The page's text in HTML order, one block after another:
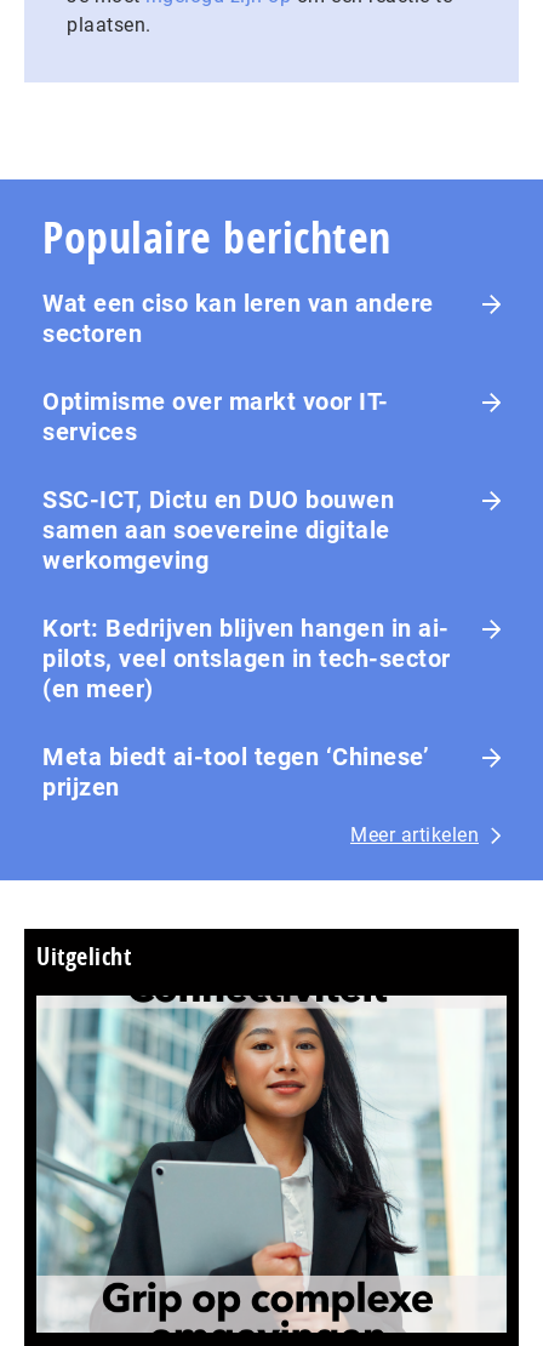
plaatsen.
Populaire berichten
Wat een ciso kan leren van andere
sectoren
Optimisme over markt voor IT-
services
SSC-ICT, Dictu en DUO bouwen
samen aan soevereine digitale
werkomgeving
Kort: Bedrijven blijven hangen in ai-
pilots, veel ontslagen in tech-sector
(en meer)
Meta biedt ai-tool tegen ‘Chinese’
prijzen
Meer artikelen
Uitgelicht